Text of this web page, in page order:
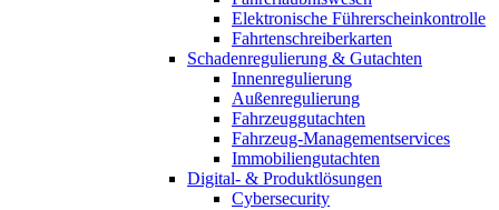
Elektronische Führerscheinkontrolle
Fahrtenschreiberkarten
Schadenregulierung & Gutachten
Innenregulierung
Außenregulierung
Fahrzeuggutachten
Fahrzeug-Managementservices
Immobiliengutachten
Digital- & Produktlösungen
Cybersecurity